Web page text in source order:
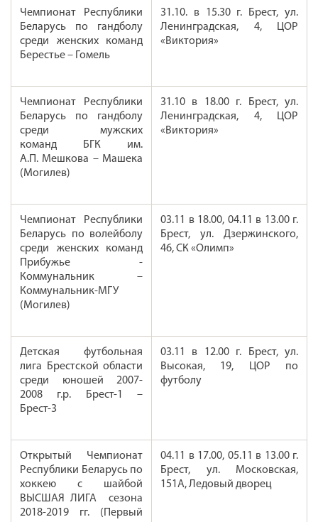
Чемпионат Республики
Беларусь по гандболу
среди женских команд
Берестье – Гомель
31.10. в 15.30 г. Брест, ул.
Ленинградская, 4, ЦОР
«Виктория»
Чемпионат Республики
Беларусь по гандболу
среди мужских
команд БГК им.
А.П. Мешкова – Машека
(Могилев)
31.10 в 18.00 г. Брест, ул.
Ленинградская, 4, ЦОР
«Виктория»
Чемпионат Республики
Беларусь по волейболу
среди женских команд
Прибужье -
Коммунальник –
Коммунальник-МГУ
(Могилев)
03.11 в 18.00, 04.11 в 13.00 г.
Брест, ул. Дзержинского,
46, СК «Олимп»
Детская футбольная
лига Брестской области
среди юношей 2007-
2008 г.р. Брест-1 –
Брест-3
03.11 в 12.00 г. Брест, ул.
Высокая, 19, ЦОР по
футболу
Открытый Чемпионат
Республики Беларусь по
хоккею с шайбой
ВЫСШАЯ ЛИГА сезона
2018-2019 гг. (Первый
04.11 в 17.00, 05.11 в 13.00 г.
Брест, ул. Московская,
151А, Ледовый дворец